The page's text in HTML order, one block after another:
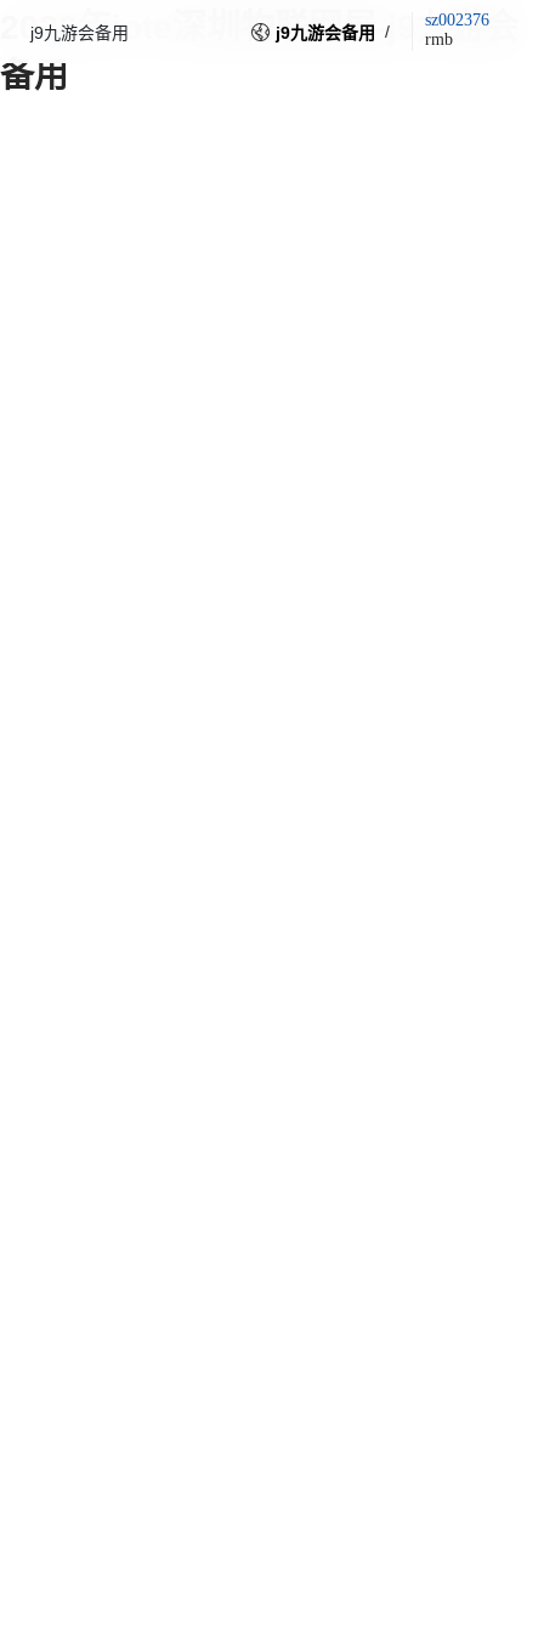
2026年iote深圳物联网展-j9九游会
备用
j9九游会备用 j9九游会备用 /
sz002376
rmb